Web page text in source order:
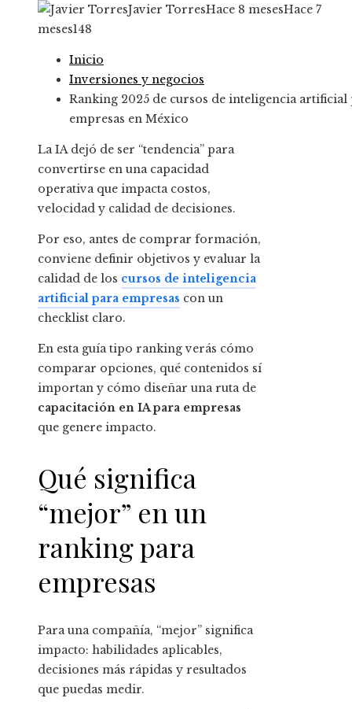
Javier TorresHace 8 mesesHace 7
meses148
Inicio
Inversiones y negocios
Ranking 2025 de cursos de inteligencia artificial
empresas en México
La IA dejó de ser “tendencia” para
convertirse en una capacidad
operativa que impacta costos,
velocidad y calidad de decisiones.
Por eso, antes de comprar formación,
conviene definir objetivos y evaluar la
calidad de los cursos de inteligencia
artificial para empresas con un
checklist claro.
En esta guía tipo ranking verás cómo
comparar opciones, qué contenidos sí
importan y cómo diseñar una ruta de
capacitación en IA para empresas
que genere impacto.
Qué significa
“mejor” en un
ranking para
empresas
Para una compañía, “mejor” significa
impacto: habilidades aplicables,
decisiones más rápidas y resultados
que puedas medir.